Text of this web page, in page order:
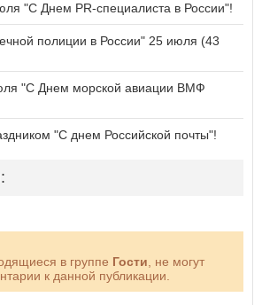
"С Днем PR-специалиста в России"!
полиции в России" 25 июля (43
"С Днем морской авиации ВМФ
"С днем Российской почты"!
в группе Гости , не могут
к данной публикации.